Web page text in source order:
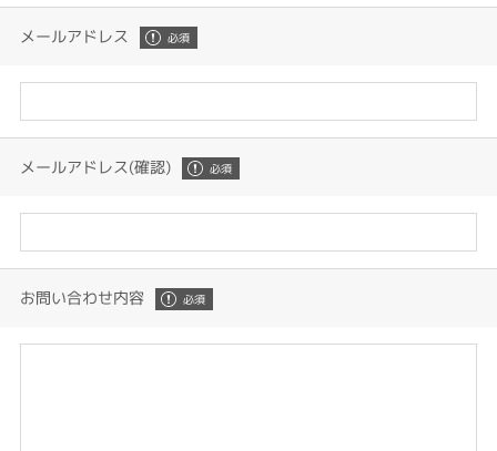
メールアドレス
メールアドレス(確認)
お問い合わせ内容